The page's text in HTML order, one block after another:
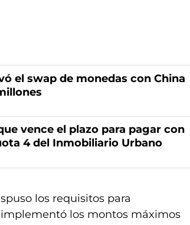
el swap de monedas con China
vence el plazo para pagar con
4 del Inmobiliario Urbano
los requisitos para
los montos máximos